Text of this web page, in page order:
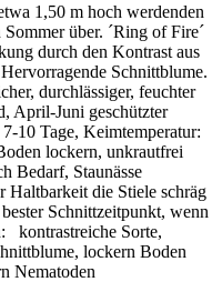
1,50 m hoch werdenden
über. ´Ring of Fire´
durch den Kontrast aus
Schnittblume.
durchlässiger, feuchter
April-Juni geschützter
10 Tage, Keimtemperatur:
lockern, unkrautfrei
Bedarf, Staunässe
Haltbarkeit die Stiele schräg
Schnittzeitpunkt, wenn
kontrastreiche Sorte,
lockern Boden
Nematoden